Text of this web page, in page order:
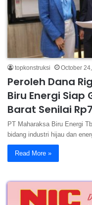
topkonstruksi October
Peroleh Dana
Biru Energi Siap
Barat Senilai
PT Maharaksa Biru Energi
bidang industri hijau dan
Read More »